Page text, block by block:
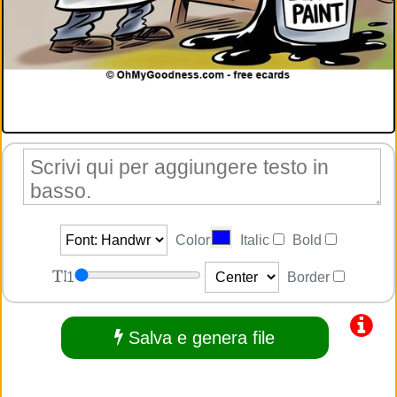
Color Italic Bold
1 Border
Salva e genera file